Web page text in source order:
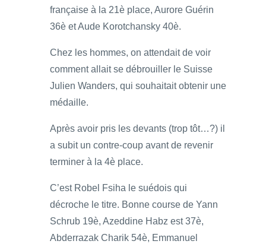
française à la 21è place, Aurore Guérin
36è et Aude Korotchansky 40è.
Chez les hommes, on attendait de voir
comment allait se débrouiller le Suisse
Julien Wanders, qui souhaitait obtenir une
médaille.
Après avoir pris les devants (trop tôt…?) il
a subit un contre-coup avant de revenir
terminer à la 4è place.
C’est Robel Fsiha le suédois qui
décroche le titre. Bonne course de Yann
Schrub 19è, Azeddine Habz est 37è,
Abderrazak Charik 54è, Emmanuel